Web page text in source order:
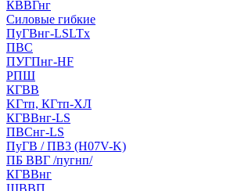
КВВГнг
Силовые гибкие
ПуГВнг-LSLTx
ПВС
ПУГПнг-HF
РПШ
КГВВ
KГтп, КГтп-ХЛ
КГВВнг-LS
ПВСнг-LS
ПуГВ / ПВ3 (H07V-K)
ПБ ВВГ /пугнп/
КГВВнг
ШВВП